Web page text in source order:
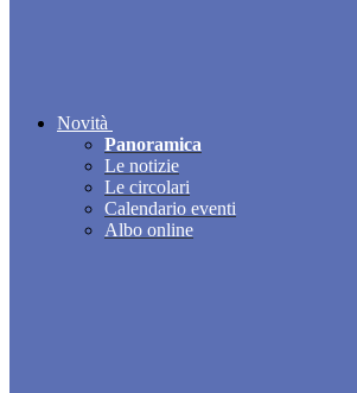
Novità
Panoramica
Le notizie
Le circolari
Calendario eventi
Albo online